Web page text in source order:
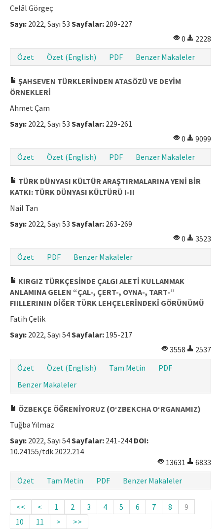
Celâl Görgeç
Sayı: 2022, Sayı 53 Sayfalar: 209-227
0
2228
Özet
Özet (English) PDF Benzer Makaleler
ŞAHSEVEN TÜRKLERİNDEN ATASÖZÜ VE DEYİM
ÖRNEKLERİ
Ahmet Çam
Sayı: 2022, Sayı 53 Sayfalar: 229-261
0
9099
Özet
Özet (English) PDF Benzer Makaleler
TÜRK DÜNYASI KÜLTÜR ARAŞTIRMALARINA YENİ BİR
KATKI: TÜRK DÜNYASI KÜLTÜRÜ I-II
Nail Tan
Sayı: 2022, Sayı 53 Sayfalar: 263-269
0
3523
Özet
PDF Benzer Makaleler
KIRGIZ TÜRKÇESİNDE ÇALGI ALETİ KULLANMAK
ANLAMINA GELEN “ÇAL-, ÇERT-, OYNA-, TART-”
FIILLERININ DİĞER TÜRK LEHÇELERİNDEKİ GÖRÜNÜMÜ
Fatih Çelik
Sayı: 2022, Sayı 54Sayfalar: 195-217
3558
2537
Özet
Özet (English) Tam Metin
PDF
Benzer Makaleler
ÖZBEKÇE ÖĞRENİYORUZ (OʻZBEKCHA OʻRGANAMIZ)
Tuğba Yılmaz
Sayı: 2022, Sayı 54Sayfalar: 241-244 DOI:
10.24155/tdk.2022.214
13631
6833
Özet
Tam Metin PDF Benzer Makaleler
<< < 1 2 3 4 5 6 7 8
9
10
11 > >>